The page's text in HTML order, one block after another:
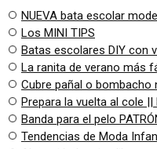
NUEVA bata escolar
Los MINI TIPS
Batas escolares DIY con
La ranita de verano más
Cubre pañal o
Prepara la vuelta al cole
Banda para el pelo
Tendencias de Moda